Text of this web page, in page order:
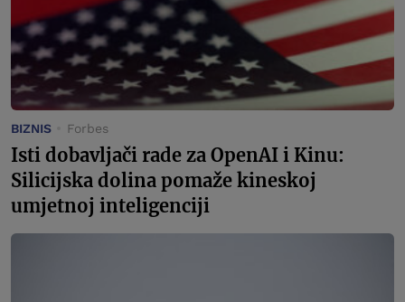
BIZNIS Forbes
Isti dobavljači rade za OpenAI i Kinu:
Silicijska dolina pomaže kineskoj
umjetnoj inteligenciji